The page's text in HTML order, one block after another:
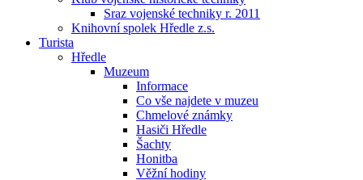
Sraz vojenské techniky r. 2011
Knihovní spolek Hředle z.s.
Turista
Hředle
Muzeum
Informace
Co vše najdete v muzeu
Chmelové známky
Hasiči Hředle
Šachty
Honitba
Věžní hodiny